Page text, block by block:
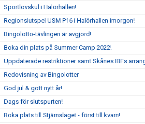
Sportlovskul i Halörhallen!
Regionslutspel USM P16 i Halörhallen imorgon!
Bingolotto-tävlingen är avgjord!
Boka din plats på Summer Camp 2022!
Uppdaterade restriktioner samt Skånes IBFs
Redovisning av Bingolotter
God jul & gott nytt år!
Dags för slutspurten!
Boka plats till Stjärnslaget - först till kvarn!